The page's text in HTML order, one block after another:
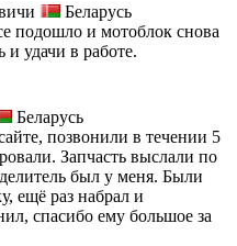
Беларусь
подошло и мотоблок снова
удачи в работе.
Беларусь
позвонили в течении 5
Запчасть выслали по
был у меня. Были
ещё раз набрал и
спасибо ему большое за